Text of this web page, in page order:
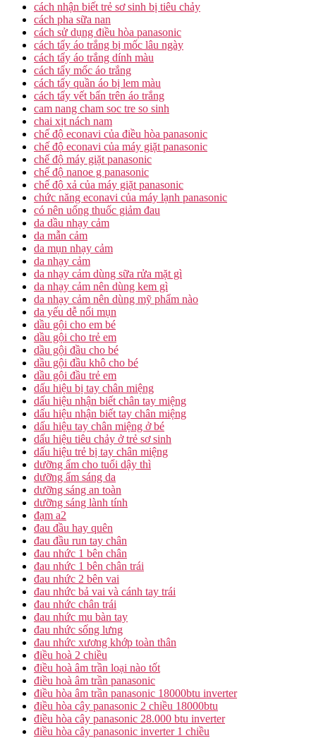
cách nhận biết trẻ sơ sinh bị tiêu chảy
cách pha sữa nan
cách sử dụng điều hòa panasonic
cách tẩy áo trắng bị mốc lâu ngày
cách tẩy áo trắng dính màu
cách tẩy mốc áo trắng
cách tẩy quần áo bị lem màu
cách tẩy vết bẩn trên áo trắng
cam nang cham soc tre so sinh
chai xịt nách nam
chế độ econavi của điều hòa panasonic
chế độ econavi của máy giặt panasonic
chế độ máy giặt panasonic
chế độ nanoe g panasonic
chế độ xả của máy giặt panasonic
chức năng econavi của máy lạnh panasonic
có nên uống thuốc giảm đau
da dầu nhạy cảm
da mẫn cảm
da mụn nhạy cảm
da nhạy cảm
da nhạy cảm dùng sữa rửa mặt gì
da nhạy cảm nên dùng kem gì
da nhạy cảm nên dùng mỹ phẩm nào
da yếu dễ nổi mụn
dầu gội cho em bé
dầu gội cho trẻ em
dầu gội đầu cho bé
dầu gội đầu khô cho bé
dầu gội đầu trẻ em
dấu hiệu bị tay chân miệng
dấu hiệu nhận biết chân tay miệng
dấu hiệu nhận biết tay chân miệng
dấu hiệu tay chân miệng ở bé
dấu hiệu tiêu chảy ở trẻ sơ sinh
dấu hiệu trẻ bị tay chân miệng
dưỡng ẩm cho tuổi dậy thì
dưỡng ẩm sáng da
dưỡng sáng an toàn
dưỡng sáng lành tính
đạm a2
đau đầu hay quên
đau đầu run tay chân
đau nhức 1 bên chân
đau nhức 1 bên chân trái
đau nhức 2 bên vai
đau nhức bả vai và cánh tay trái
đau nhức chân trái
đau nhức mu bàn tay
đau nhức sống lưng
đau nhức xương khớp toàn thân
điều hoà 2 chiều
điều hoà âm trần loại nào tốt
điều hoà âm trần panasonic
điều hòa âm trần panasonic 18000btu inverter
điều hòa cây panasonic 2 chiều 18000btu
điều hòa cây panasonic 28.000 btu inverter
điều hòa cây panasonic inverter 1 chiều